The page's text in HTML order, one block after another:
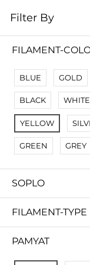
No Results
Not Found
Not Found
Filter By
FILAMENT-
BLUE GOLD
BLACK WHITE
YELLOW
GREEN GREY
SOPLO
FILAMENT-TYPE
PAMYAT